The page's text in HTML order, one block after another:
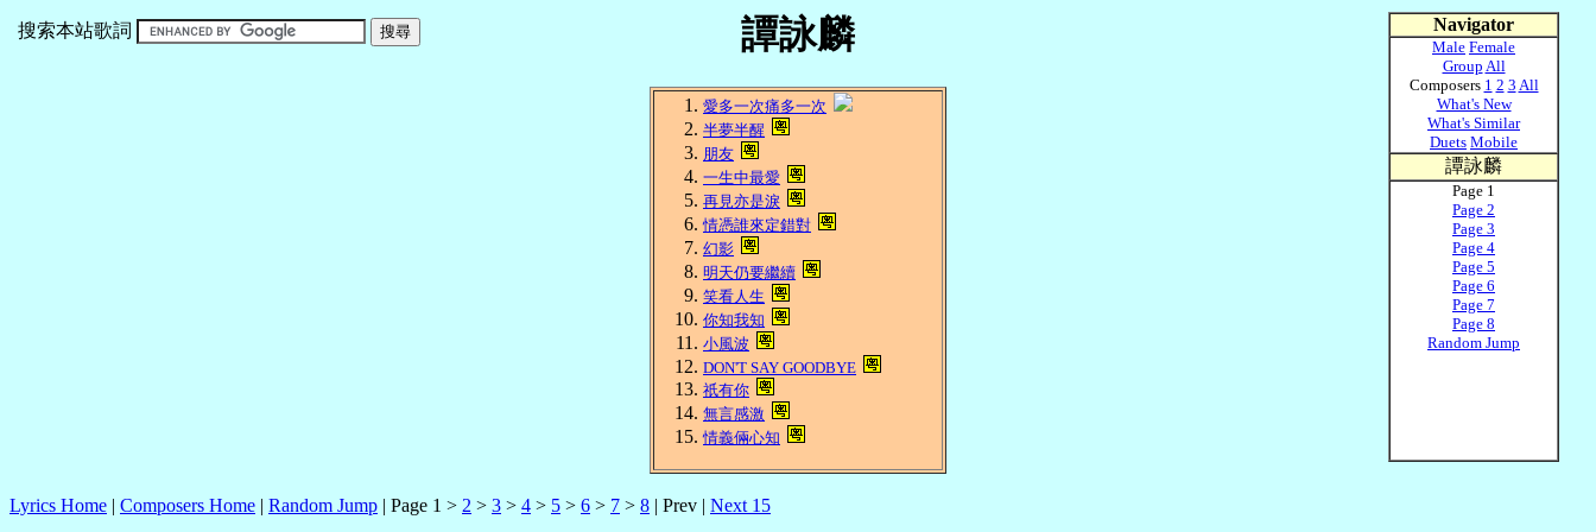
譚詠麟
搜索本站歌詞
愛多一次痛多一次
半夢半醒
朋友
一生中最愛
再見亦是淚
情憑誰來定錯對
幻影
明天仍要繼續
笑看人生
你知我知
小風波
DON'T SAY GOODBYE
祇有你
無言感激
情義倆心知
Lyrics Home | Composers Home | Random Jump | Page 1 > 2 > 3 > 4 > 5 > 6 > 7 > 8 | Prev | Next 15
Navigator
Male Female
Group All
Composers 1 2 3 All
What's New
What's Similar
Duets Mobile
譚詠麟
Page 1
Page 2
Page 3
Page 4
Page 5
Page 6
Page 7
Page 8
Random Jump